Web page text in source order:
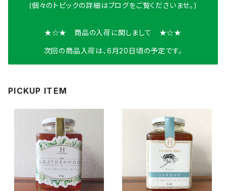
(個々のトピックの詳細はブログをご覧くださいませ。)
★☆★ 商品の入荷に関しまして ★☆★
次回の商品入荷は、6月20日頃の予定です。
PICKUP ITEM